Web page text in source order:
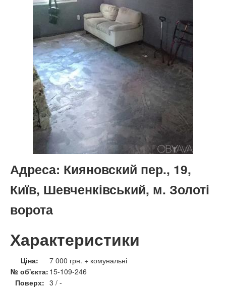
Адреса: Кияновский пер., 19,
Київ, Шевченківський, м. Золоті
ворота
Характеристики
Ціна:
7 000 грн. + комунальні
№ об'єкта: 15-109-246
Поверх: 3 / -